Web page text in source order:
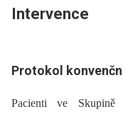
Intervence
Protokol
Pacienti ve Skupině